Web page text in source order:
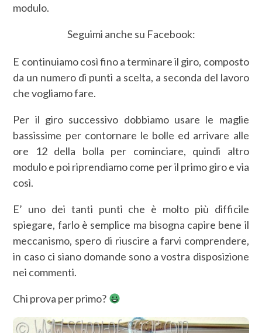
modulo.
Seguimi anche su Facebook:
E continuiamo così fino a terminare il giro, composto
da un numero di punti a scelta, a seconda del lavoro
che vogliamo fare.
Per il giro successivo dobbiamo usare le maglie
bassissime per contornare le bolle ed arrivare alle
ore 12 della bolla per cominciare, quindi altro
modulo e poi riprendiamo come per il primo giro e via
così.
E’ uno dei tanti punti che è molto più difficile
spiegare, farlo è semplice ma bisogna capire bene il
meccanismo, spero di riuscire a farvi comprendere,
in caso ci siano domande sono a vostra disposizione
nei commenti.
Chi prova per primo?